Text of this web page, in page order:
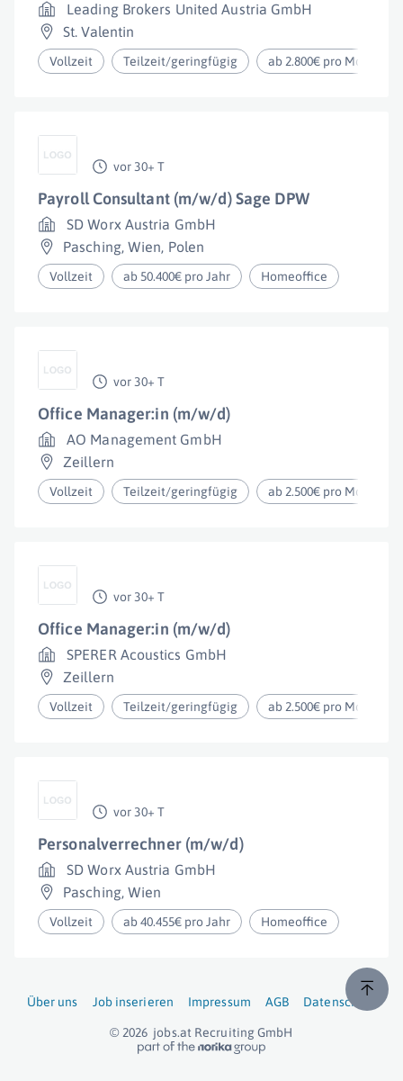
Leading Brokers United Austria GmbH
St. Valentin
Vollzeit Teilzeit/geringfügig ab 2.800€ pro Monat
vor 30+ T
Payroll Consultant (m/w/d) Sage DPW
SD Worx Austria GmbH
Pasching,Wien, Polen
Vollzeit ab 50.400€ pro Jahr Homeoffice
vor 30+ T
Office Manager:in (m/w/d)
AO Management GmbH
Zeillern
Vollzeit Teilzeit/geringfügig ab 2.500€ pro Monat
vor 30+ T
Office Manager:in (m/w/d)
SPERER Acoustics GmbH
Zeillern
Vollzeit Teilzeit/geringfügig ab 2.500€ pro Monat
vor 30+ T
Personalverrechner (m/w/d)
SD Worx Austria GmbH
Pasching,Wien
Vollzeit ab 40.455€ pro Jahr Homeoffice
Über uns Job inserieren Impressum AGB Datenschutz
© 2026 jobs.at Recruiting GmbH